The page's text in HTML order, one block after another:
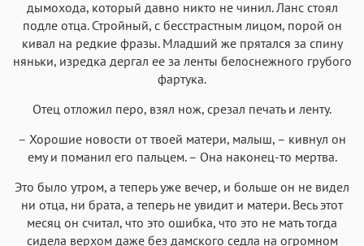
дымохода, который давно никто не чинил. Ланс стоял
подле отца. Стройный, с бесстрастным лицом, порой он
кивал на редкие фразы. Младший же прятался за спину
няньки, изредка дергал ее за ленты белоснежного грубого
фартука.
Отец отложил перо, взял нож, срезал печать и ленту.
– Хорошие новости от твоей матери, малыш, – кивнул он
ему и поманил его пальцем. – Она наконец-то мертва.
Это было утром, а теперь уже вечер, и больше он не видел
ни отца, ни брата, а теперь не увидит и матери. Весь этот
месяц он считал, что это ошибка, что это не мать тогда
сидела верхом даже без дамского седла на огромном